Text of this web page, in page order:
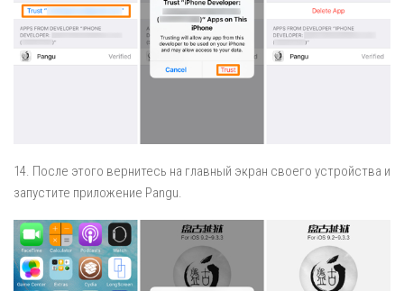
14. После этого вернитесь на главный экран своего устройства и
запустите приложение Pangu.